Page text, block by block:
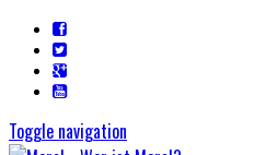
Toggle navigation